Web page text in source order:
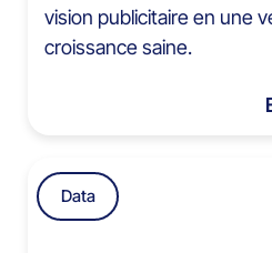
vision publicitaire en une
croissance saine.
Data